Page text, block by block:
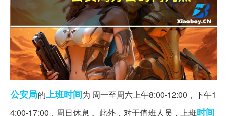
公安局的上班时间为 周一至周六上午8:00-12:00，下午1
4:00-17:00，周日休息 。此外，对于值班人员，上班时间